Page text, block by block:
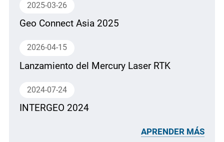
2025-03-26
Geo Connect Asia 2025
2026-04-15
Lanzamiento del Mercury Laser RTK
2024-07-24
INTERGEO 2024
APRENDER MÁS